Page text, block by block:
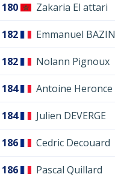
180 Zakaria El attari
182 Emmanuel BAZIN
182 Nolann Pignoux
184 Antoine Heronce
184 Julien DEVERGE
186 Cedric Decouard
186 Pascal Quillard